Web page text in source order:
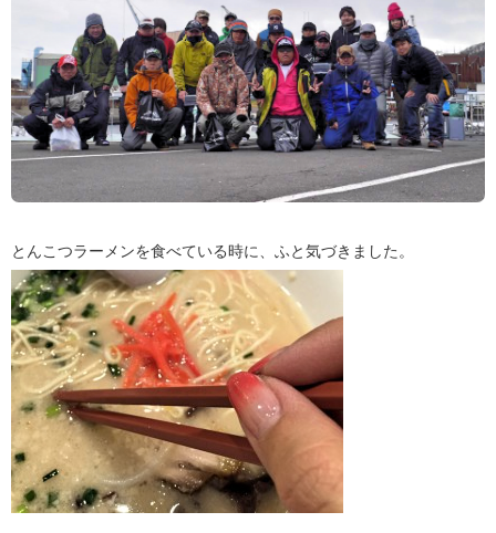
とんこつラーメンを食べている時に、ふと気づきました。